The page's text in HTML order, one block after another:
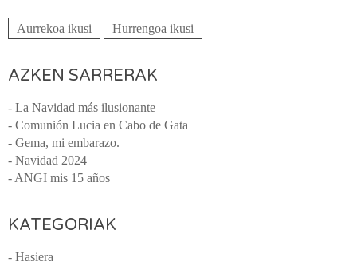
Aurrekoa ikusi Hurrengoa ikusi
AZKEN SARRERAK
- La Navidad más ilusionante
- Comunión Lucia en Cabo de Gata
- Gema, mi embarazo.
- Navidad 2024
- ANGI mis 15 años
KATEGORIAK
- Hasiera